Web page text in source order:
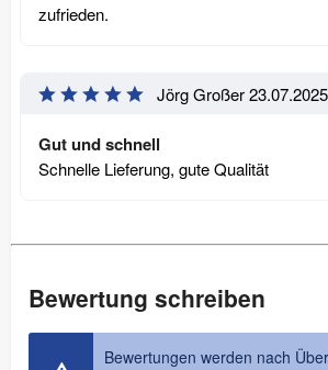
zufrieden.
Jörg Großer23.07.2025
Gut und schnell
Schnelle Lieferung, gute Qualität
Bewertung schreiben
Bewertungen werden nach